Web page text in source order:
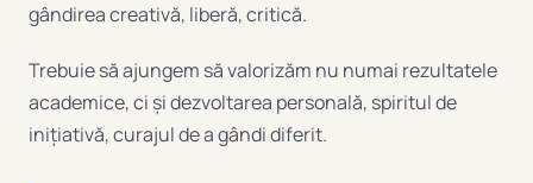
gândirea creativă, liberă, critică.
Trebuie să ajungem să valorizăm nu numai rezultatele
academice, ci și dezvoltarea personală, spiritul de
inițiativă, curajul de a gândi diferit.